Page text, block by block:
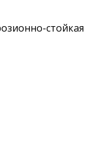
стойкая